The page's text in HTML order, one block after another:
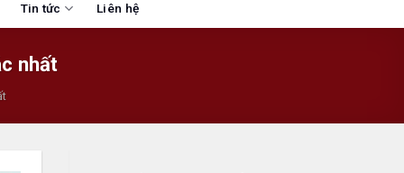
Tin tức Liên hệ
nhất